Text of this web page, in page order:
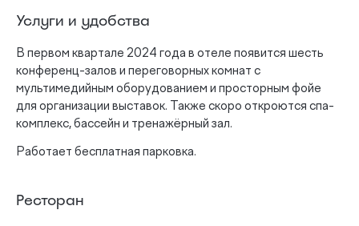
Услуги и удобства
В первом квартале 2024 года в отеле появится шесть
конференц-залов и переговорных комнат с
мультимедийным оборудованием и просторным фойе
для организации выставок. Также скоро откроются спа-
комплекс, бассейн и тренажёрный зал.
Работает бесплатная парковка.
Ресторан